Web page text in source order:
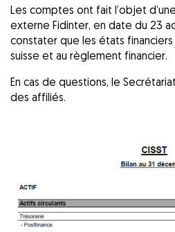
Les comptes ont fait l’objet
externe Fidinter, en date du 23
constater que les états
suisse et au règlement financier.
En cas de questions, le
des affiliés.